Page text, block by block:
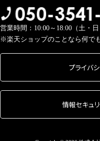
営業時間：10:00～18:00（土・日
※楽天ショップのことなら何で
プライバ
情報セキュ